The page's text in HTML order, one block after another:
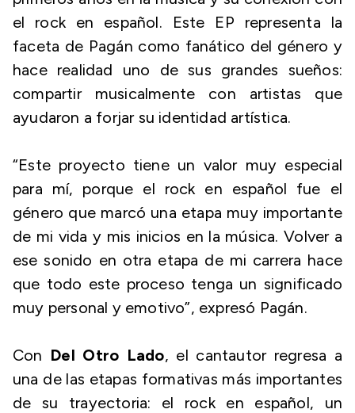
el rock en español. Este EP representa la
faceta de Pagán como fanático del género y
hace realidad uno de sus grandes sueños:
compartir musicalmente con artistas que
ayudaron a forjar su identidad artística.
“Este proyecto tiene un valor muy especial
para mí, porque el rock en español fue el
género que marcó una etapa muy importante
de mi vida y mis inicios en la música. Volver a
ese sonido en otra etapa de mi carrera hace
que todo este proceso tenga un significado
muy personal y emotivo”, expresó Pagán.
Con Del Otro Lado, el cantautor regresa a
una de las etapas formativas más importantes
de su trayectoria: el rock en español, un